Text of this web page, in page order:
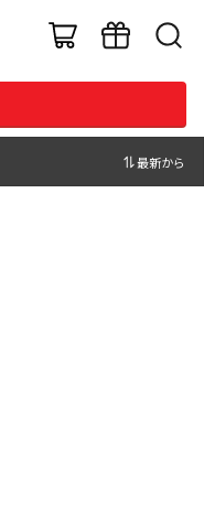
最新から